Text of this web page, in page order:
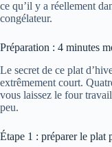
ce qu’il y a réellement
congélateur.
Préparation : 4 minutes
Le secret de ce plat
extrêmement court.
vous laissez le four
peu.
Étape 1 : préparer le plat